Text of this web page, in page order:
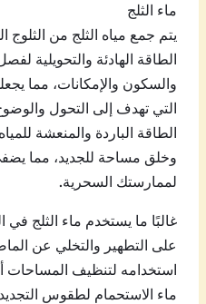
ماء الثلج
يتم جمع مياه الثلج من الثلوج
الطاقة الهادئة والتحويلية
والسكون والإمكانات، مما
التي تهدف إلى التحول
الطاقة الباردة والمنعشة
وخلق مساحة للجديد، مما
لممارستك السحرية.
غالبًا ما يستخدم ماء الثلج
على التطهير والتخلي عن
استخدامه لتنظيف المساحات
ماء الاستحمام لطقوس